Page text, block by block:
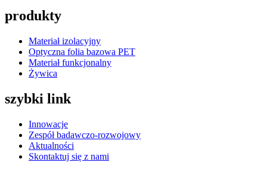
produkty
Materiał izolacyjny
Optyczna folia bazowa PET
Materiał funkcjonalny
Żywica
szybki link
Innowacje
Zespół badawczo-rozwojowy
Aktualności
Skontaktuj się z nami